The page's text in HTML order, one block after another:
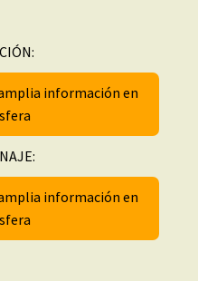
información en
información en